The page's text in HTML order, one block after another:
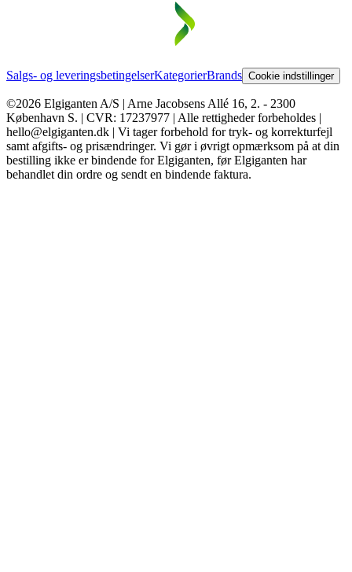
Salgs- og leveringsbetingelserKategorierBrands Cookie indstillinger
©2026 Elgiganten A/S | Arne Jacobsens Allé 16, 2. - 2300
København S. | CVR: 17237977 | Alle rettigheder forbeholdes |
hello@elgiganten.dk | Vi tager forbehold for tryk- og korrekturfejl
samt afgifts- og prisændringer. Vi gør i øvrigt opmærksom på at din
bestilling ikke er bindende for Elgiganten, før Elgiganten har
behandlet din ordre og sendt en bindende faktura.